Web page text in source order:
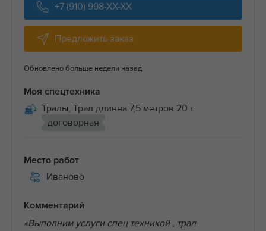
+7 (910) 998-XX-XX
Предложить заказ
Обновлено больше недели назад
Моя спецтехника
Тралы, Трал длинна 7,5 метров 20 т
договорная
Место работ
Иваново
Комментарий
«Выполним услуги спец техникой , трал